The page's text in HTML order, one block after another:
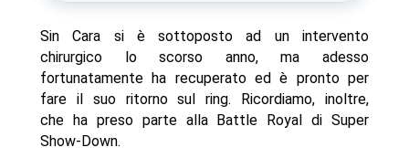
Sin Cara si è sottoposto ad un intervento
chirurgico lo scorso anno, ma adesso
fortunatamente ha recuperato ed è pronto per
fare il suo ritorno sul ring. Ricordiamo, inoltre,
che ha preso parte alla Battle Royal di Super
Show-Down.